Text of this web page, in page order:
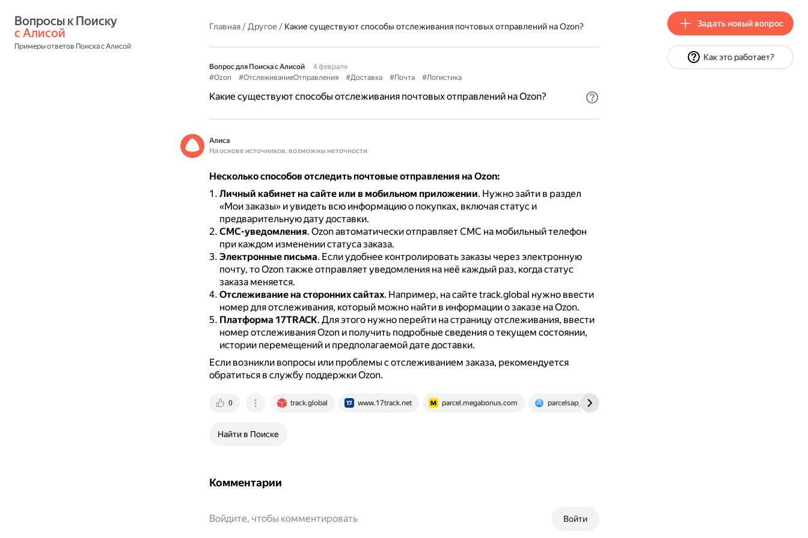
с Алисой
Примеры ответов Поиска с Алисой
Главная/Другое / Какие существуют способы отслеживания почтовых отправлений на Ozon?
Вопрос для Поиска с Алисой
4 февраля
#Ozon
#ОтслеживаниеОтправления #Доставка #Почта #Логистика
Какие существуют способы отслеживания почтовых отправлений на Ozon?
Алиса
На основе источников, возможны неточности
Несколько способов отследить почтовые отправления на Ozon:
Личный кабинет на сайте или в мобильном приложении. Нужно зайти в раздел
«Мои заказы» и увидеть всю информацию о покупках, включая статус и
предварительную дату доставки.
СМС-уведомления. Ozon автоматически отправляет СМС на мобильный телефон
при каждом изменении статуса заказа.
Электронные письма. Если удобнее контролировать заказы через электронную
почту, то Ozon также отправляет уведомления на неё каждый раз, когда статус
заказа меняется.
Отслеживание на сторонних сайтах. Например, на сайте track.global нужно ввести
номер для отслеживания, который можно найти в информации о заказе на Ozon.
Платформа 17TRACK. Для этого нужно перейти на страницу отслеживания, ввести
номер отслеживания Ozon и получить подробные сведения о текущем состоянии,
истории перемещений и предполагаемой дате доставки.
Если возникли вопросы или проблемы с отслеживанием заказа, рекомендуется
обратиться в службу поддержки Ozon.
0 track.global www.17track.net parcel.megabonus.com parcelsapp.com
Найти в Поиске
Комментарии
Войти
Войдите, чтобы комментировать
Задать новый вопрос
Как это работает?